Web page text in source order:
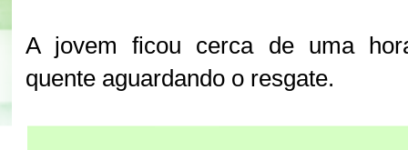
A jovem ficou cerca de uma
quente aguardando o resgate.